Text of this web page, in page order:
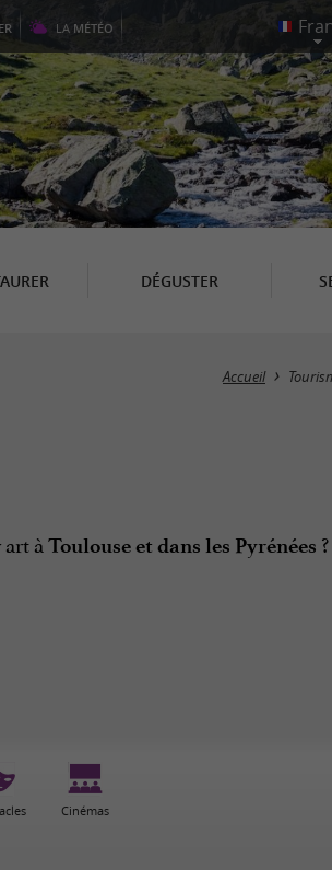
LA MÉTÉO
DÉGUSTER
Accueil
à Toulouse et dans les Pyrénées
Cinémas